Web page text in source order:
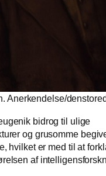
Anerkendelse/
bidrog til ulige
og grusomme
hvilket er med til at
af